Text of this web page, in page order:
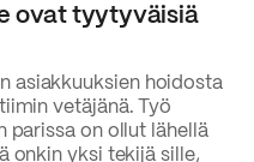
ovat tyytyväisiä
asiakkuuksien hoidosta
vetäjänä. Työ
parissa on ollut lähellä
onkin yksi tekijä sille,